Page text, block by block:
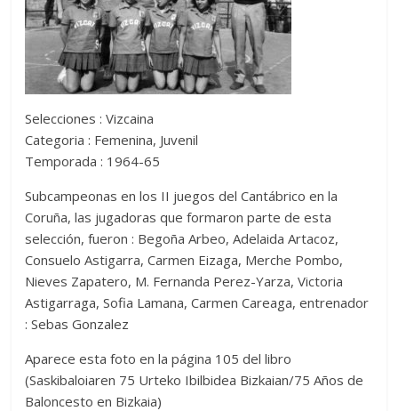
Selecciones : Vizcaina
Categoria : Femenina, Juvenil
Temporada : 1964-65
Subcampeonas en los II juegos del Cantábrico en la
Coruña, las jugadoras que formaron parte de esta
selección, fueron : Begoña Arbeo, Adelaida Artacoz,
Consuelo Astigarra, Carmen Eizaga, Merche Pombo,
Nieves Zapatero, M. Fernanda Perez-Yarza, Victoria
Astigarraga, Sofia Lamana, Carmen Careaga, entrenador
: Sebas Gonzalez
Aparece esta foto en la página 105 del libro
(Saskibaloiaren 75 Urteko Ibilbidea Bizkaian/75 Años de
Baloncesto en Bizkaia)